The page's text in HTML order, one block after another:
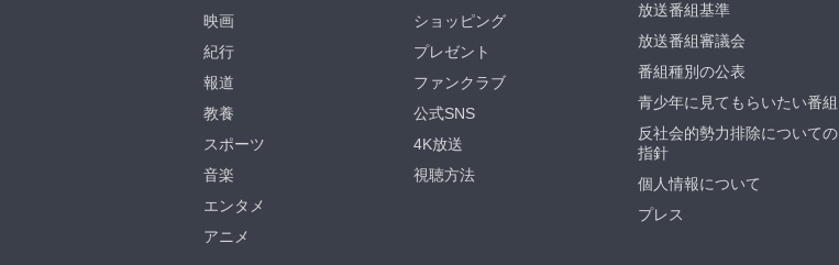
映画
紀行
報道
教養
スポーツ
音楽
エンタメ
アニメ
ショッピング
プレゼント
ファンクラブ
公式SNS
4K放送
視聴方法
放送番組基準
放送番組審議会
番組種別の公表
青少年に見てもらいたい番組
反社会的勢力排除についての
指針
個人情報について
プレス